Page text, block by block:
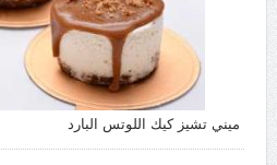
ميني تشيز كيك اللوتس البارد